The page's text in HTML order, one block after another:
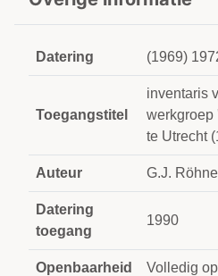
Datering (1969)
Toegangstitel
inventaris
werkgroep
te Utrecht
Auteur G.J.
Datering
toegang
1990
Openbaarheid Volledig